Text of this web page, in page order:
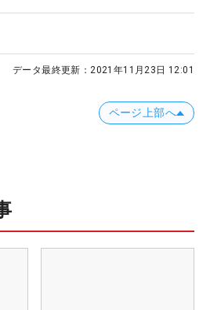
データ最終更新：2021年11月23日 12:01
ページ上部へ